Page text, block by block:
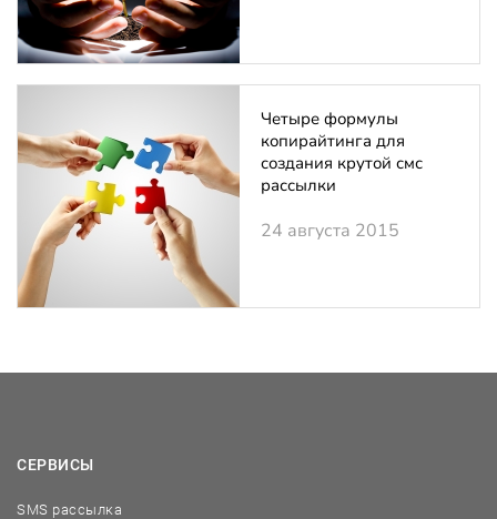
Четыре формулы
копирайтинга для
создания крутой смс
рассылки
24 августа 2015
СЕРВИСЫ
SMS рассылка